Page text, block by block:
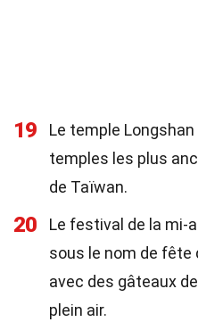
19 Le temple Longshan
temples les plus
de Taïwan.
20
Le festival de la mi-
sous le nom de fête
avec des gâteaux
plein air.